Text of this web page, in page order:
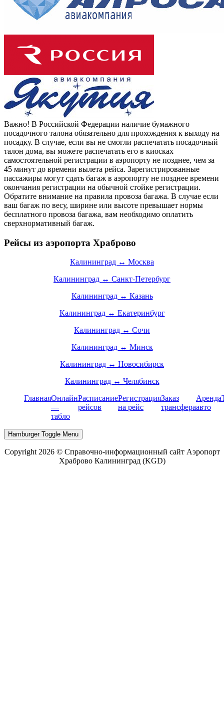
Важно! В Российской Федерации наличие бумажного
посадочного талона обязательно для прохождения к выходу на
посадку. В случае, если вы не смогли распечатать посадочный
талон дома, вы можете распечатать его в киосках
самостоятельной регистрации в аэропорту не позднее, чем за
45 минут до времени вылета рейса. Зарегистрированные
пассажиры могут сдать багаж в аэропорту не позднее времени
окончания регистрации на обычной стойке регистрации.
Обратите внимание на правила провоза багажа. В случае если
ваш багаж по весу, ширине или высоте превышает нормы
бесплатного провоза багажа, вам необходимо оплатить
сверхнормативный багаж.
Рейсы из аэропорта Храброво
Калининград ↔ Москва
Калининград ↔ Санкт-Петербург
Калининград ↔ Казань
Калининград ↔ Екатеринбург
Калининград ↔ Сочи
Калининград ↔ Минск
Калининград ↔ Новосибирск
Калининград ↔ Челябинск
ГлавнаяОнлайн
—
табло
Расписание
рейсов
Регистрация
на рейс
Заказ
трансфера
Аренда
авто
Hamburger Toggle Menu
Copyright 2026 © Справочно-информационный сайт Аэропорт
Храброво Калининград (KGD)